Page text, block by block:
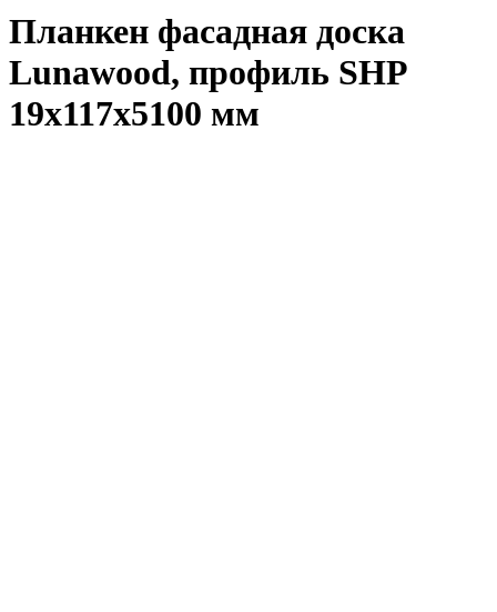
Планкен фасадная доска
Lunawood, профиль SHP
19х117х5100 мм